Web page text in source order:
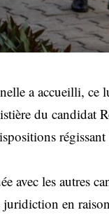
a accueilli, ce
du candidat
avec les autres
en